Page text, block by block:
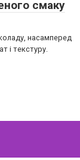
смаку
насамперед
і текстуру.